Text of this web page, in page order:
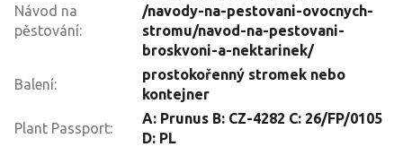
Návod na
pěstování:
/navody-na-pestovani-ovocnych-
stromu/navod-na-pestovani-
broskvoni-a-nektarinek/
Balení:
prostokořenný stromek nebo
kontejner
Plant Passport:
A: Prunus B: CZ-4282 C: 26/FP/0105
D: PL